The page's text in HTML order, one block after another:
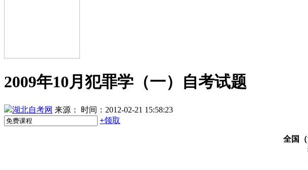
2009年10月犯罪学（一）自考试题
湖北自考网 来源：
时间：2012-02-21 15:58:23
+领取
全国